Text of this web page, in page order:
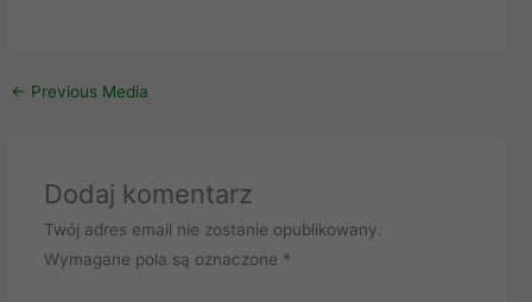
← Previous Media
Dodaj komentarz
Twój adres email nie zostanie opublikowany.
Wymagane pola są oznaczone *